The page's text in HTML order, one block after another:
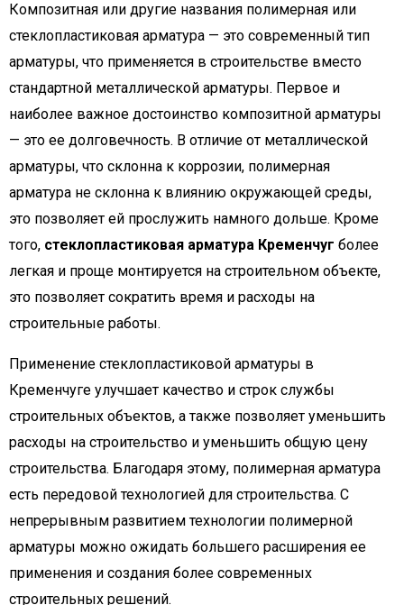
Композитная или другие названия полимерная или
стеклопластиковая арматура — это современный тип
арматуры, что применяется в строительстве вместо
стандартной металлической арматуры. Первое и
наиболее важное достоинство композитной арматуры
— это ее долговечность. В отличие от металлической
арматуры, что склонна к коррозии, полимерная
арматура не склонна к влиянию окружающей среды,
это позволяет ей прослужить намного дольше. Кроме
того, стеклопластиковая арматура Кременчуг более
легкая и проще монтируется на строительном объекте,
это позволяет сократить время и расходы на
строительные работы.
Применение стеклопластиковой арматуры в
Кременчуге улучшает качество и строк службы
строительных объектов, а также позволяет уменьшить
расходы на строительство и уменьшить общую цену
строительства. Благодаря этому, полимерная арматура
есть передовой технологией для строительства. С
непрерывным развитием технологии полимерной
арматуры можно ожидать большего расширения ее
применения и создания более современных
строительных решений.